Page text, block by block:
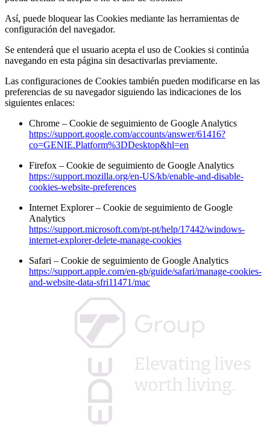
Así, puede bloquear las Cookies mediante las herramientas de
configuración del navegador.
Se entenderá que el usuario acepta el uso de Cookies si continúa
navegando en esta página sin desactivarlas previamente.
Las configuraciones de Cookies también pueden modificarse en las
preferencias de su navegador siguiendo las indicaciones de los
siguientes enlaces:
Chrome – Cookie de seguimiento de Google Analytics
https://support.google.com/accounts/answer/61416?
co=GENIE.Platform%3DDesktop&hl=en
Firefox – Cookie de seguimiento de Google Analytics
https://support.mozilla.org/en-US/kb/enable-and-disable-
cookies-website-preferences
Internet Explorer – Cookie de seguimiento de Google
Analytics
https://support.microsoft.com/pt-pt/help/17442/windows-
internet-explorer-delete-manage-cookies
Safari – Cookie de seguimiento de Google Analytics
https://support.apple.com/en-gb/guide/safari/manage-cookies-
and-website-data-sfri11471/mac